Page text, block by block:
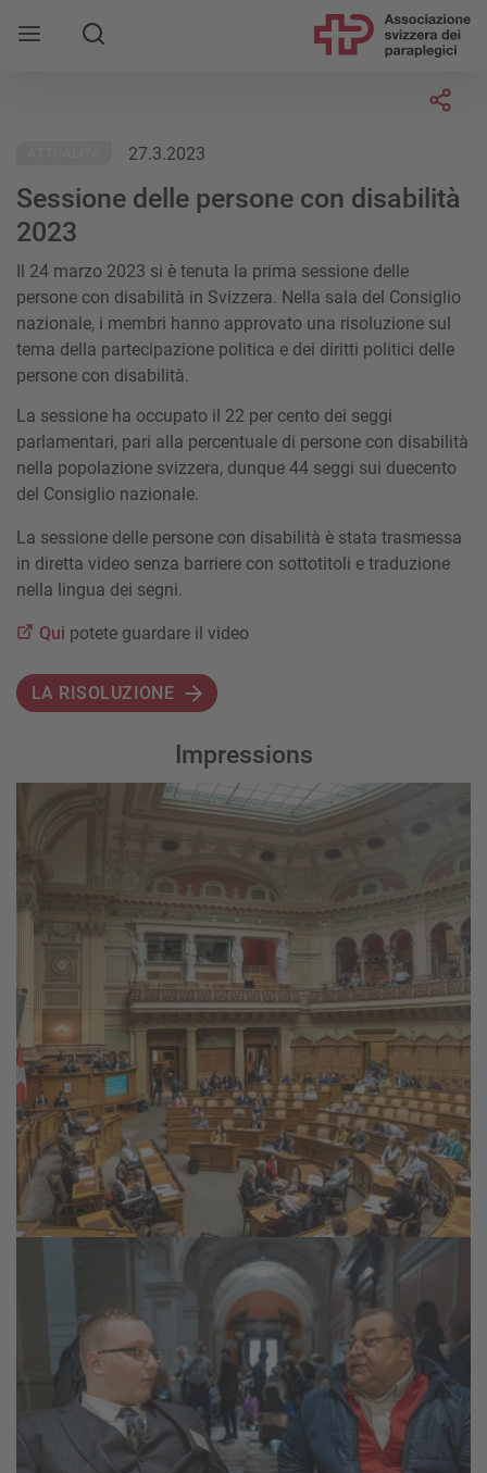
27.3.2023
Sessione delle persone con disabilità
2023
Il 24 marzo 2023 si è tenuta la prima sessione delle
persone con disabilità in Svizzera. Nella sala del Consiglio
nazionale, i membri hanno approvato una risoluzione sul
tema della partecipazione politica e dei diritti politici delle
persone con disabilità.
La sessione ha occupato il 22 per cento dei seggi
parlamentari, pari alla percentuale di persone con disabilità
nella popolazione svizzera, dunque 44 seggi sui duecento
del Consiglio nazionale.
La sessione delle persone con disabilità è stata trasmessa
in diretta video senza barriere con sottotitoli e traduzione
nella lingua dei segni.
Qui potete guardare il video
LA RISOLUZIONE
Impressions